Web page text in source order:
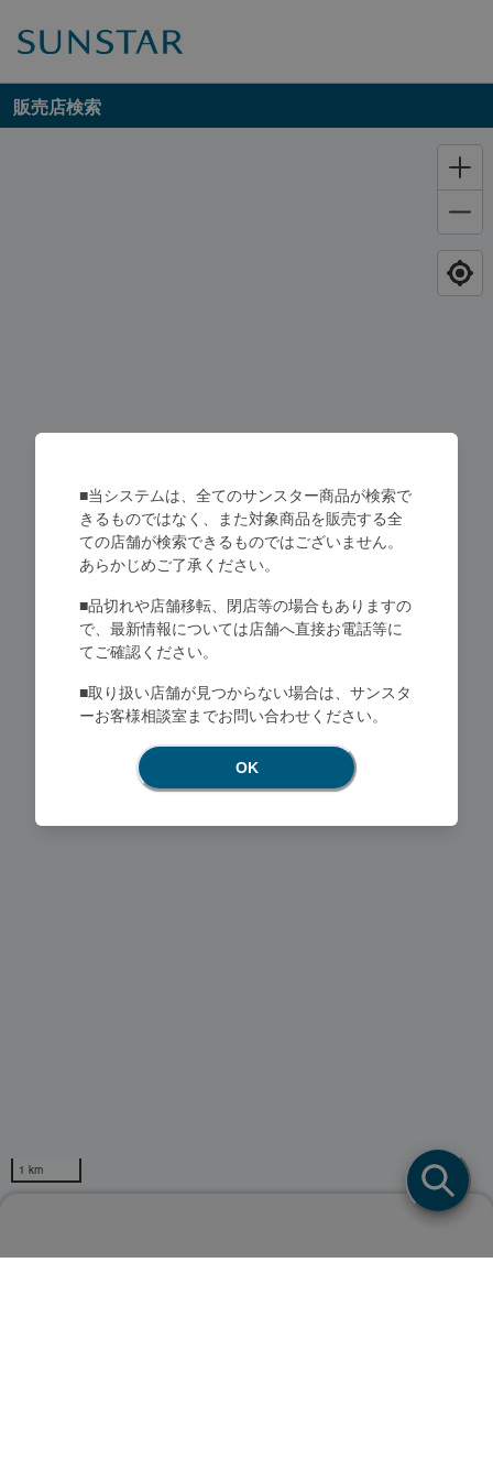
販売店検索
Loading...
1 km
■当システムは、全てのサンスター商品が検索で
きるものではなく、また対象商品を販売する全
ての店舗が検索できるものではございません。
あらかじめご了承ください。
■品切れや店舗移転、閉店等の場合もありますの
で、最新情報については店舗へ直接お電話等に
てご確認ください。
■取り扱い店舗が見つからない場合は、サンスタ
ーお客様相談室までお問い合わせください。
OK